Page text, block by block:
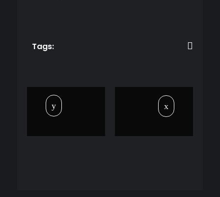
Tags: